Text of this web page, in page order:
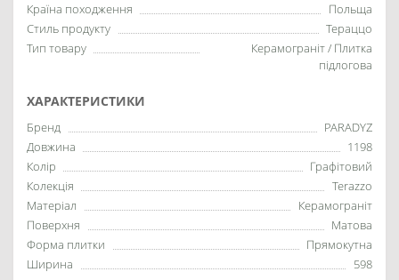
Країна походження
Польща
Стиль продукту
Тераццо
Тип товару
Керамограніт / Плитка
підлогова
ХАРАКТЕРИСТИКИ
Бренд
PARADYZ
Довжина
1198
Колір
Графітовий
Колекція
Terazzo
Матеріал
Керамограніт
Поверхня
Матова
Форма плитки
Прямокутна
Ширина
598